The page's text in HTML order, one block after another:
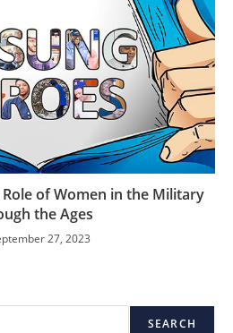
of Women in the Military
the Ages
27, 2023
SEARCH